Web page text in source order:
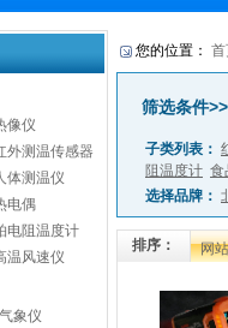
像仪
外测温传感器
体测温仪
电偶
电阻温度计
温风速仪
象仪
您的位置：
筛选条件>>
子类列表：
阻温度计 食
选择品牌：
排序： 网